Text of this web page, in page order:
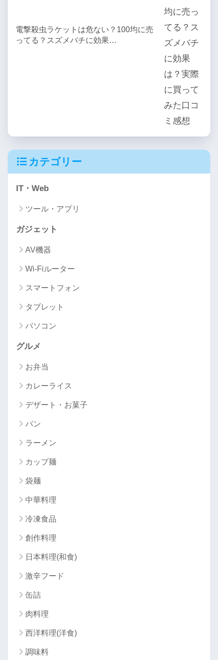
電撃殺虫ラケットは危ない？100均に売
ってる？スズメバチに効果…
カテゴリー
IT・Web
ツール・アプリ
ガジェット
AV機器
Wi-Fiルーター
スマートフォン
タブレット
パソコン
グルメ
お弁当
カレーライス
デザート・お菓子
パン
ラーメン
カップ麺
袋麺
中華料理
冷凍食品
創作料理
日本料理(和食)
激辛フード
缶詰
肉料理
西洋料理(洋食)
調味料